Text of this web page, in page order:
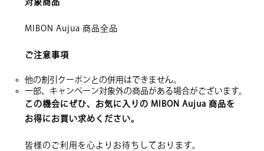
対象商品
MIBON Aujua 商品全品
ご注意事項
他の割引クーポンとの併用はできません。
一部、キャンペーン対象外の商品がある場合がございます。
この機会にぜひ、お気に入りの MIBON Aujua 商品を
お得にお買い求めください。
皆様のご利用を心よりお待ちしております。